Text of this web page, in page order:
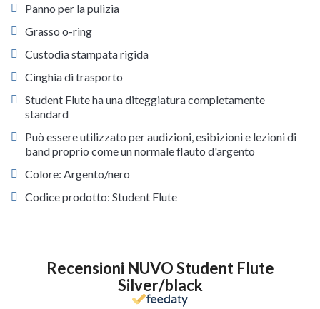
Panno per la pulizia
Grasso o-ring
Custodia stampata rigida
Cinghia di trasporto
Student Flute ha una diteggiatura completamente
standard
Può essere utilizzato per audizioni, esibizioni e lezioni di
band proprio come un normale flauto d'argento
Colore: Argento/nero
Codice prodotto: Student Flute
Recensioni NUVO Student Flute
Silver/black